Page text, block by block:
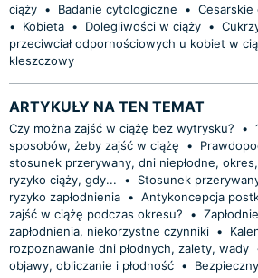
ciąży • Badanie cytologiczne • Cesarskie
•
Kobieta • Dolegliwości w ciąży •
przeciwciał odpornościowych u kobiet w
kleszczowy
ARTYKUŁY NA TEN TEMAT
Czy można zajść w ciążę bez wytrysku? •
sposobów, żeby zajść w ciążę
•
stosunek przerywany, dni niepłodne,
ryzyko ciąży, gdy...
•
Stosunek
ryzyko zapłodnienia • Antykoncepcja
zajść w ciążę podczas okresu?
•
zapłodnienia, niekorzystne czynniki •
rozpoznawanie dni płodnych, zalety, wady
objawy, obliczanie i płodność •